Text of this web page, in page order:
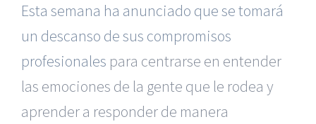
Esta semana ha anunciado que se tomará
un descanso de sus compromisos
profesionales para centrarse en entender
las emociones de la gente que le rodea y
aprender a responder de manera